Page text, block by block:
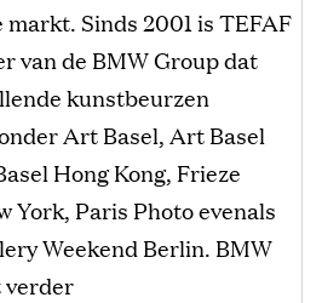
Sinds 2001 is TEFAF
van de BMW Group dat
kunstbeurzen
Art Basel, Art Basel
Hong Kong, Frieze
York, Paris Photo evenals
Weekend Berlin. BMW
verder